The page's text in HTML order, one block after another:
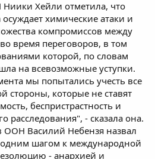
Хейли отметила, что
химические атаки и
компромиссов между
время переговоров, в том
которой, по словам
на всевозможные уступки.
мы попытались учесть все
стороны, которые не ставят
беспристрастность и
расследования", - сказала она.
ООН Василий Небензя назвал
шагом к международной
- анархией и